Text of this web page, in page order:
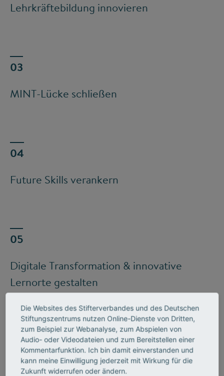
Lehrkräftebildung innovieren
MINT-Lücke schließen
Future Skills verankern
Digitale Transformation & innovative
Lernorte gestalten
Mehr zum Handlungsfeld "Bildung &
Kompetenzen"
Die Websites des Stifterverbandes und des Deutschen
Stiftungszentrums nutzen Online-Dienste von Dritten,
zum Beispiel zur Webanalyse, zum Abspielen von
Audio- oder Videodateien und zum Bereitstellen einer
Kommentarfunktion. Ich bin damit einverstanden und
kann meine Einwilligung jederzeit mit Wirkung für die
Zukunft widerrufen oder ändern.